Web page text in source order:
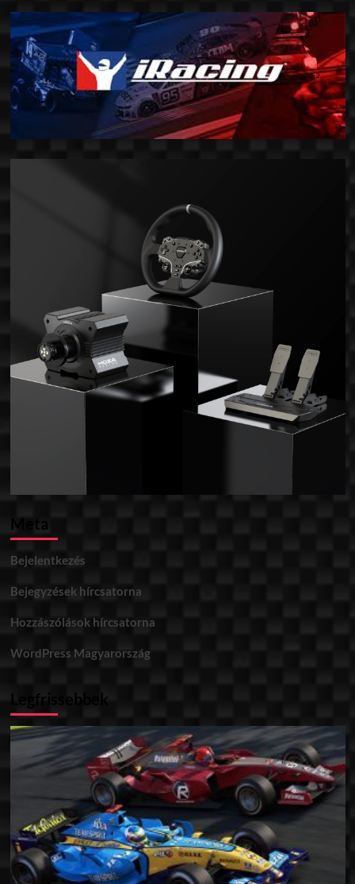
Meta
Bejelentkezés
Bejegyzések hírcsatorna
Hozzászólások hírcsatorna
WordPress Magyarország
Legfrissebbek